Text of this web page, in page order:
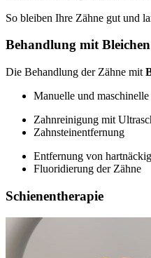
So bleiben Ihre Zähne gut und
Behandlung mit Bleichen
Die Behandlung der Zähne mit
Manuelle und
Zahnreinigung mit
Zahnsteinentfernung
Entfernung von
Fluoridierung der Zähne
Schienentherapie